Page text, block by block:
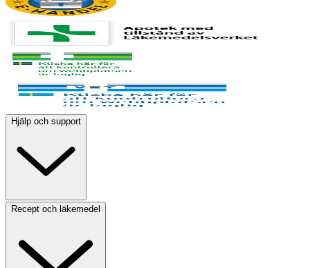
Hjälp och support
Recept och läkemedel